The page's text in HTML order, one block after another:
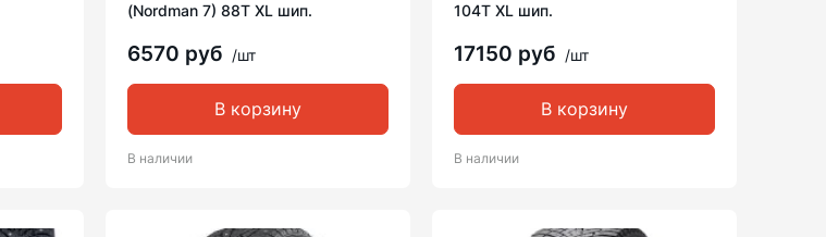
(Nordman 7) 88T XL шип.
6570 руб /шт
В корзину
В наличии
104T XL шип.
17150 руб /шт
В корзину
В наличии